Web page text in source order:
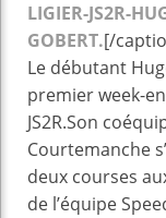
LIGIER-JS2R-
GOBERT.[/
Le débutant
premier week-
JS2R.Son
Courtemanche
deux courses
de l’équipe